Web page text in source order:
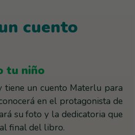
cuento
tu niño
tiene un cuento Materlu para
en el protagonista de
su foto y la dedicatoria que
final del libro.